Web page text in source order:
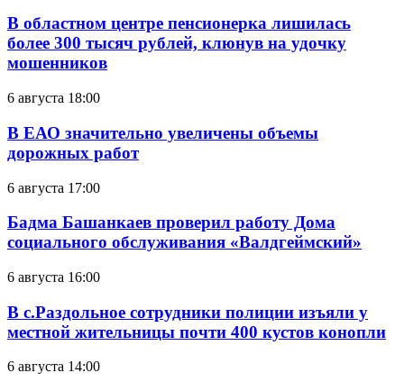
В областном центре пенсионерка лишилась
более 300 тысяч рублей, клюнув на удочку
мошенников
6 августа 18:00
В ЕАО значительно увеличены объемы
дорожных работ
6 августа 17:00
Бадма Башанкаев проверил работу Дома
социального обслуживания «Валдгеймский»
6 августа 16:00
В с.Раздольное сотрудники полиции изъяли у
местной жительницы почти 400 кустов конопли
6 августа 14:00